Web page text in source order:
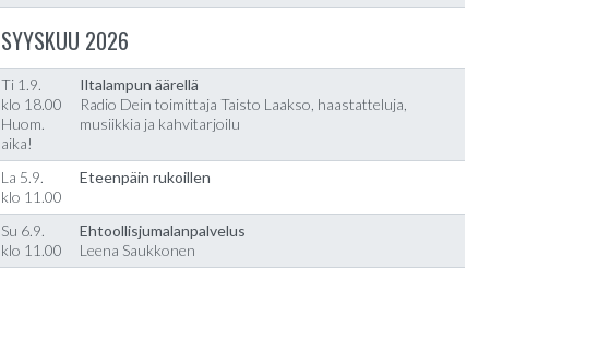
SYYSKUU 2026
Ti 1.9.
klo 18.00
Huom.
aika!
Iltalampun äärellä
Radio Dein toimittaja Taisto Laakso, haastatteluja,
musiikkia ja kahvitarjoilu
La 5.9.
klo 11.00
Eteenpäin rukoillen
Su 6.9.
klo 11.00
Ehtoollisjumalanpalvelus
Leena Saukkonen